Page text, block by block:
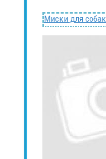
Миски для собак